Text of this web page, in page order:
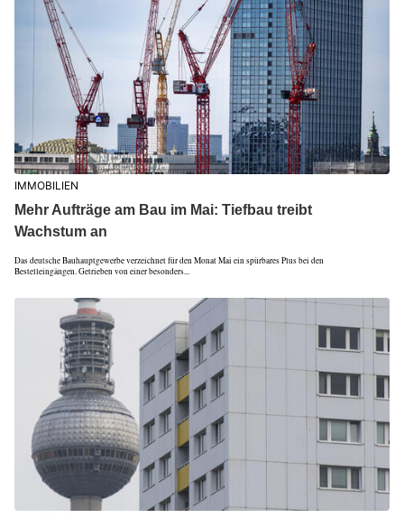
IMMOBILIEN
Mehr Aufträge am Bau im Mai: Tiefbau treibt
Wachstum an
Das deutsche Bauhauptgewerbe verzeichnet für den Monat Mai ein spürbares Plus bei den
Bestelleingängen. Getrieben von einer besonders...